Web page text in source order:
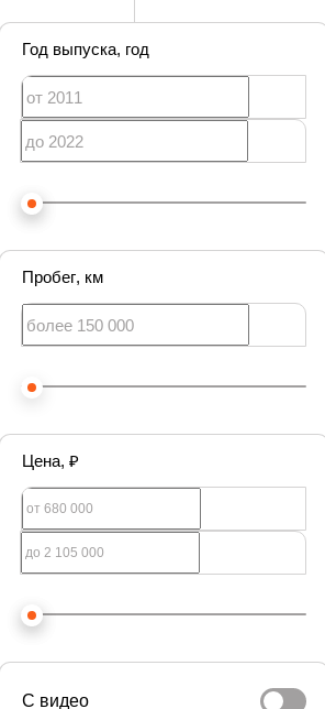
Год выпуска, год
Пробег, км
Цена, ₽
С видео